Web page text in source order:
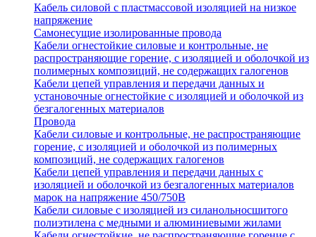
Кабель силовой с пластмассовой изоляцией на низкое
напряжение
Самонесущие изолированные провода
Кабели огнестойкие силовые и контрольные, не
распространяющие горение, с изоляцией и оболочкой из
полимерных композиций, не содержащих галогенов
Кабели цепей управления и передачи данных и
установочные огнестойкие с изоляцией и оболочкой из
безгалогенных материалов
Провода
Кабели силовые и контрольные, не распространяющие
горение, с изоляцией и оболочкой из полимерных
композиций, не содержащих галогенов
Кабели цепей управления и передачи данных с
изоляцией и оболочкой из безгалогенных материалов
марок на напряжение 450/750В
Кабели силовые с изоляцией из силанольносшитого
полиэтилена с медными и алюминиевыми жилами